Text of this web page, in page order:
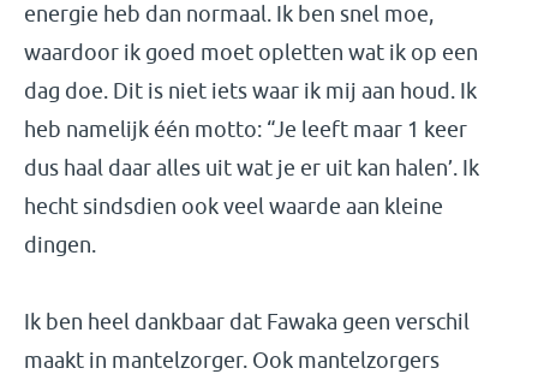
energie heb dan normaal. Ik ben snel moe,
waardoor ik goed moet opletten wat ik op een
dag doe. Dit is niet iets waar ik mij aan houd. Ik
heb namelijk één motto: “Je leeft maar 1 keer
dus haal daar alles uit wat je er uit kan halen’. Ik
hecht sindsdien ook veel waarde aan kleine
dingen.
Ik ben heel dankbaar dat Fawaka geen verschil
maakt in mantelzorger. Ook mantelzorgers